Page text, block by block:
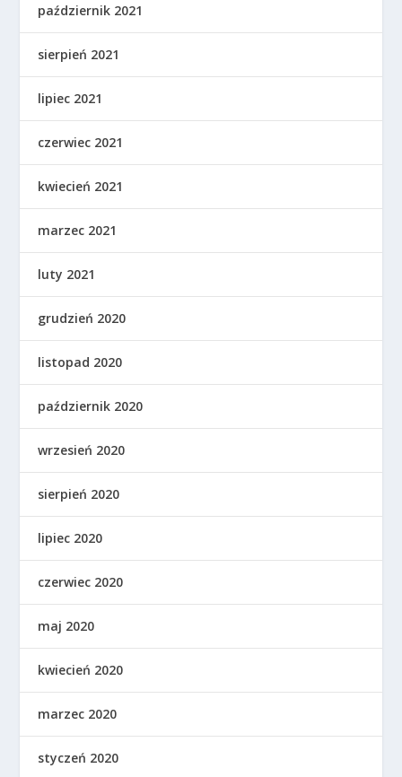
październik 2021
sierpień 2021
lipiec 2021
czerwiec 2021
kwiecień 2021
marzec 2021
luty 2021
grudzień 2020
listopad 2020
październik 2020
wrzesień 2020
sierpień 2020
lipiec 2020
czerwiec 2020
maj 2020
kwiecień 2020
marzec 2020
styczeń 2020